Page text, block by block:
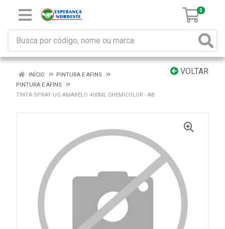
0
VOLTAR
INÍCIO
PINTURA E AFINS
PINTURA E AFINS
TINTA SPRAY UG AMARELO 400ML CHEMICOLOR - AB